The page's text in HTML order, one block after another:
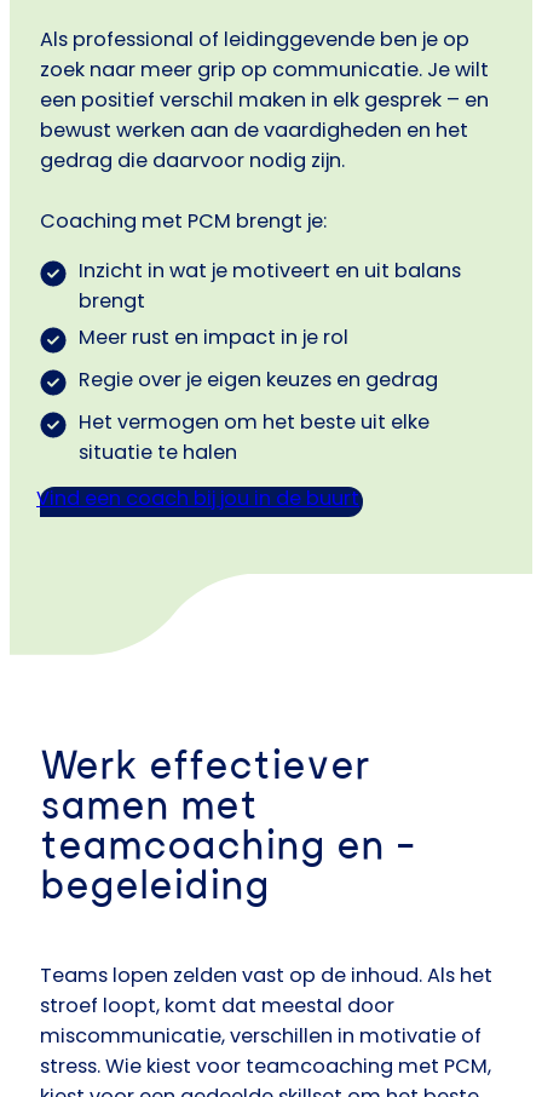
Als professional of leidinggevende ben je op
zoek naar meer grip op communicatie. Je wilt
een positief verschil maken in elk gesprek – en
bewust werken aan de vaardigheden en het
gedrag die daarvoor nodig zijn.
Coaching met PCM brengt je:
Inzicht in wat je motiveert en uit balans
brengt
Meer rust en impact in je rol
Regie over je eigen keuzes en gedrag
Het vermogen om het beste uit elke
situatie te halen
Vind een coach bij jou in de buurt
Werk effectiever
samen met
teamcoaching en -
begeleiding
Teams lopen zelden vast op de inhoud. Als het
stroef loopt, komt dat meestal door
miscommunicatie, verschillen in motivatie of
stress. Wie kiest voor teamcoaching met PCM,